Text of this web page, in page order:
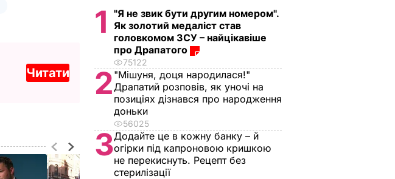
Читати
1
"Я не звик бути другим номером".
Як золотий медаліст став
головкомом ЗСУ – найцікавіше
про Драпатого
75122
2 "Мішуня, доця народилася!"
Драпатий розповів, як уночі на
позиціях дізнався про народження
доньки
56025
3Додайте це в кожну банку – й
огірки під капроновою кришкою
не перекиснуть. Рецепт без
стерилізації